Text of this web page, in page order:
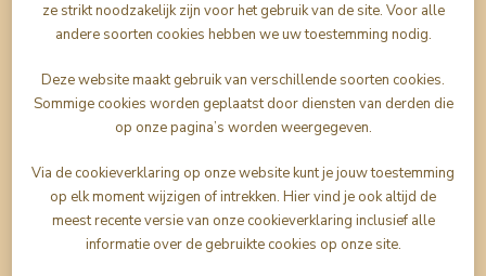
ze strikt noodzakelijk zijn voor het gebruik van de site. Voor alle
andere soorten cookies hebben we uw toestemming nodig.
Deze website maakt gebruik van verschillende soorten cookies.
Sommige cookies worden geplaatst door diensten van derden die
op onze pagina’s worden weergegeven.
Via de cookieverklaring op onze website kunt je jouw toestemming
op elk moment wijzigen of intrekken. Hier vind je ook altijd de
meest recente versie van onze cookieverklaring inclusief alle
informatie over de gebruikte cookies op onze site.